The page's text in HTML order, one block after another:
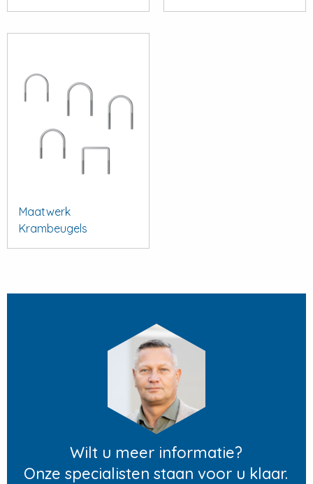
Maatwerk
Krambeugels
Wilt u meer informatie?
Onze specialisten staan voor u klaar.